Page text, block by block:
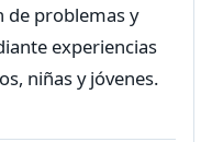
de problemas y
experiencias
niñas y jóvenes.